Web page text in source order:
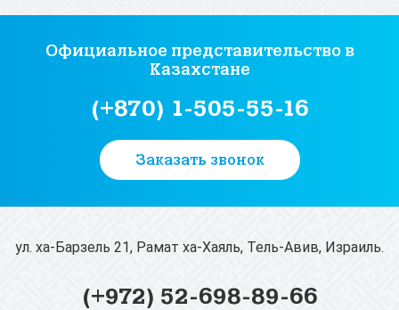
Официальное представительство в
Казахстане
(+870) 1-505-55-16
Заказать звонок
(+972) 52-698-89-66
ул. ха-Барзель 21, Рамат ха-Хаяль, Тель-Авив, Израиль.